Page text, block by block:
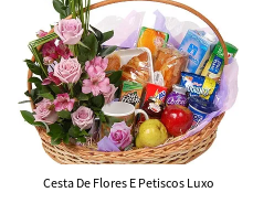
Cesta De Flores E Petiscos Luxo